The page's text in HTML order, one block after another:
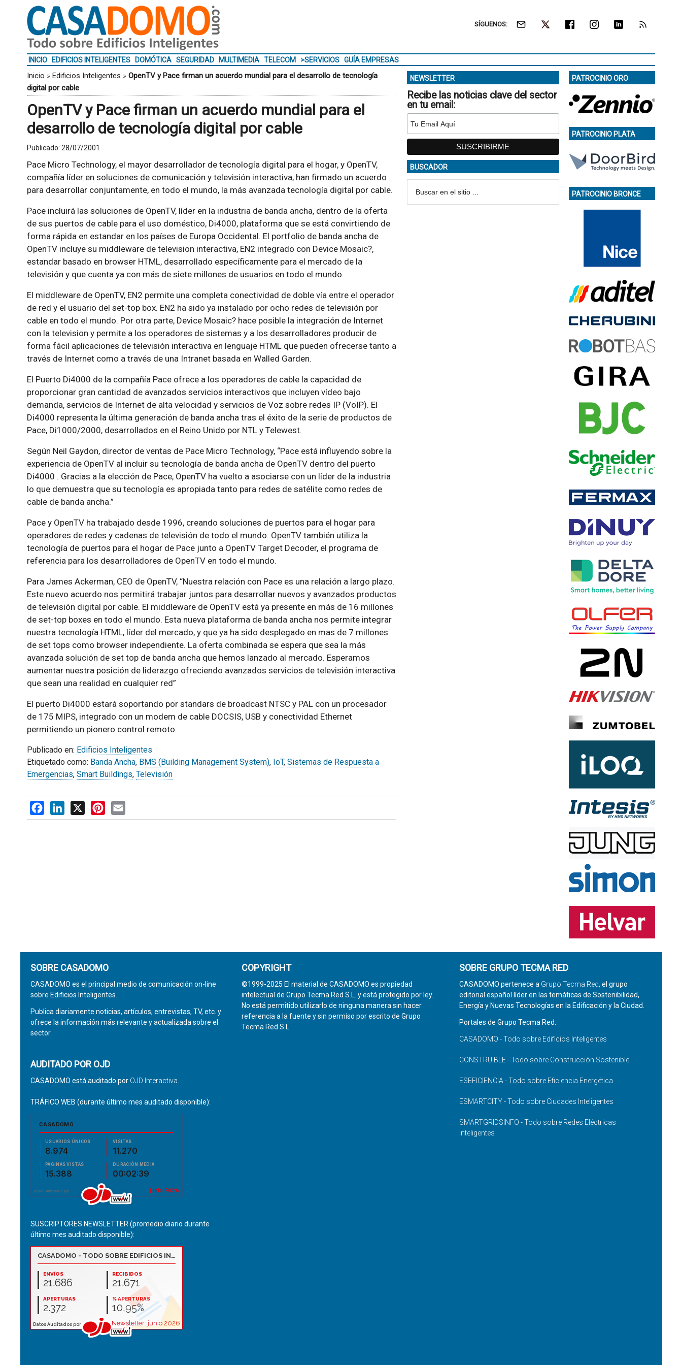
SÍGUENOS:
INICIO EDIFICIOS INTELIGENTES DOMÓTICA SEGURIDAD MULTIMEDIA TELECOM >SERVICIOS GUÍA EMPRESAS
Inicio » Edificios Inteligentes » OpenTV y Pace firman un acuerdo mundial para el desarrollo de tecnología
digital por cable
OpenTV y Pace firman un acuerdo mundial para el
desarrollo de tecnología digital por cable
Publicado: 28/07/2001
Pace Micro Technology, el mayor desarrollador de tecnología digital para el hogar, y OpenTV,
compañía líder en soluciones de comunicación y televisión interactiva, han firmado un acuerdo
para desarrollar conjuntamente, en todo el mundo, la más avanzada tecnología digital por cable.
Pace incluirá las soluciones de OpenTV, líder en la industria de banda ancha, dentro de la oferta
de sus puertos de cable para el uso doméstico, Di4000, plataforma que se está convirtiendo de
forma rápida en estandar en los países de Europa Occidental. El portfolio de banda ancha de
OpenTV incluye su middleware de television interactiva, EN2 integrado con Device Mosaic?,
estandar basado en browser HTML, desarrollado específicamente para el mercado de la
televisión y que cuenta ya con más de siete millones de usuarios en todo el mundo.
El middleware de OpenTV, EN2 permite una completa conectividad de doble vía entre el operador
de red y el usuario del set-top box. EN2 ha sido ya instalado por ocho redes de televisión por
cable en todo el mundo. Por otra parte, Device Mosaic? hace posible la integración de Internet
con la television y permite a los operadores de sistemas y a los desarrolladores producir de
forma fácil aplicaciones de televisión interactiva en lenguaje HTML que pueden ofrecerse tanto a
través de Internet como a través de una Intranet basada en Walled Garden.
El Puerto Di4000 de la compañía Pace ofrece a los operadores de cable la capacidad de
proporcionar gran cantidad de avanzados servicios interactivos que incluyen vídeo bajo
demanda, servicios de Internet de alta velocidad y servicios de Voz sobre redes IP (VoIP). El
Di4000 representa la última generación de banda ancha tras el éxito de la serie de productos de
Pace, Di1000/2000, desarrollados en el Reino Unido por NTL y Telewest.
Según Neil Gaydon, director de ventas de Pace Micro Technology, “Pace está influyendo sobre la
experiencia de OpenTV al incluir su tecnología de banda ancha de OpenTV dentro del puerto
Di4000 . Gracias a la elección de Pace, OpenTV ha vuelto a asociarse con un líder de la industria
lo que demuestra que su tecnología es apropiada tanto para redes de satélite como redes de
cable de banda ancha.”
Pace y OpenTV ha trabajado desde 1996, creando soluciones de puertos para el hogar para
operadores de redes y cadenas de televisión de todo el mundo. OpenTV también utiliza la
tecnología de puertos para el hogar de Pace junto a OpenTV Target Decoder, el programa de
referencia para los desarrolladores de OpenTV en todo el mundo.
Para James Ackerman, CEO de OpenTV, “Nuestra relación con Pace es una relación a largo plazo.
Este nuevo acuerdo nos permitirá trabajar juntos para desarrollar nuevos y avanzados productos
de televisión digital por cable. El middleware de OpenTV está ya presente en más de 16 millones
de set-top boxes en todo el mundo. Esta nueva plataforma de banda ancha nos permite integrar
nuestra tecnología HTML, líder del mercado, y que ya ha sido desplegado en mas de 7 millones
de set tops como browser independiente. La oferta combinada se espera que sea la más
avanzada solución de set top de banda ancha que hemos lanzado al mercado. Esperamos
aumentar nuestra posición de liderazgo ofreciendo avanzados servicios de televisión interactiva
que sean una realidad en cualquier red”
El puerto Di4000 estará soportando por standars de broadcast NTSC y PAL con un procesador
de 175 MIPS, integrado con un modem de cable DOCSIS, USB y conectividad Ethernet
permitiendo un pionero control remoto.
Publicado en: Edificios Inteligentes
Etiquetado como: Banda Ancha, BMS (Building Management System), IoT, Sistemas de Respuesta a
Emergencias, Smart Buildings, Televisión
FacebookLinkedIn
X PinterestEmail
NEWSLETTER
Recibe las noticias clave del sector
en tu email:
BUSCADOR
PATROCINIO ORO
PATROCINIO PLATA
PATROCINIO BRONCE
SOBRE CASADOMO
CASADOMO es el principal medio de comunicación on-line
sobre Edificios Inteligentes.
Publica diariamente noticias, artículos, entrevistas, TV, etc. y
ofrece la información más relevante y actualizada sobre el
sector.
AUDITADO POR OJD
CASADOMO está auditado por OJD Interactiva
TRÁFICO WEB (durante último mes auditado disponible):
SUSCRIPTORES NEWSLETTER (promedio diario durante
último mes auditado disponible):
COPYRIGHT
©1999-2025 El material de CASADOMO es propiedad
intelectual de Grupo Tecma Red S.L. y está protegido por ley.
No está permitido utilizarlo de ninguna manera sin hacer
referencia a la fuente y sin permiso por escrito de Grupo
Tecma Red S.L.
SOBRE GRUPO TECMA RED
CASADOMO pertenece a Grupo Tecma Red, el grupo
editorial español líder en las temáticas de Sostenibilidad,
Energía y Nuevas Tecnologías en la Edificación y la Ciudad.
Portales de Grupo Tecma Red:
CASADOMO - Todo sobre Edificios Inteligentes
CONSTRUIBLE - Todo sobre Construcción Sostenible
ESEFICIENCIA - Todo sobre Eficiencia Energética
ESMARTCITY - Todo sobre Ciudades Inteligentes
SMARTGRIDSINFO - Todo sobre Redes Eléctricas
Inteligentes